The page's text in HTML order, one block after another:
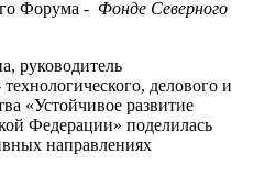
Форума - Фонде Северного
руководитель
делового и
«Устойчивое развитие
Федерации» поделилась
направлениях